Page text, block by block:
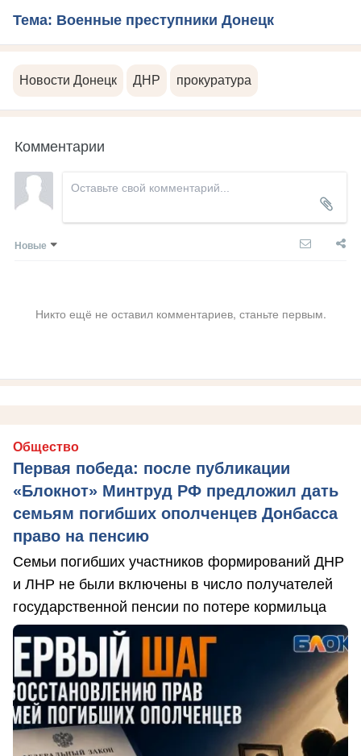
Тема: Военные преступники Донецк
Новости Донецк ДНР прокуратура
Комментарии
Новые
Никто ещё не оставил комментариев, станьте первым.
Общество
Первая победа: после публикации
«Блокнот» Минтруд РФ предложил дать
семьям погибших ополченцев Донбасса
право на пенсию
Семьи погибших участников формирований ДНР
и ЛНР не были включены в число получателей
государственной пенсии по потере кормильца